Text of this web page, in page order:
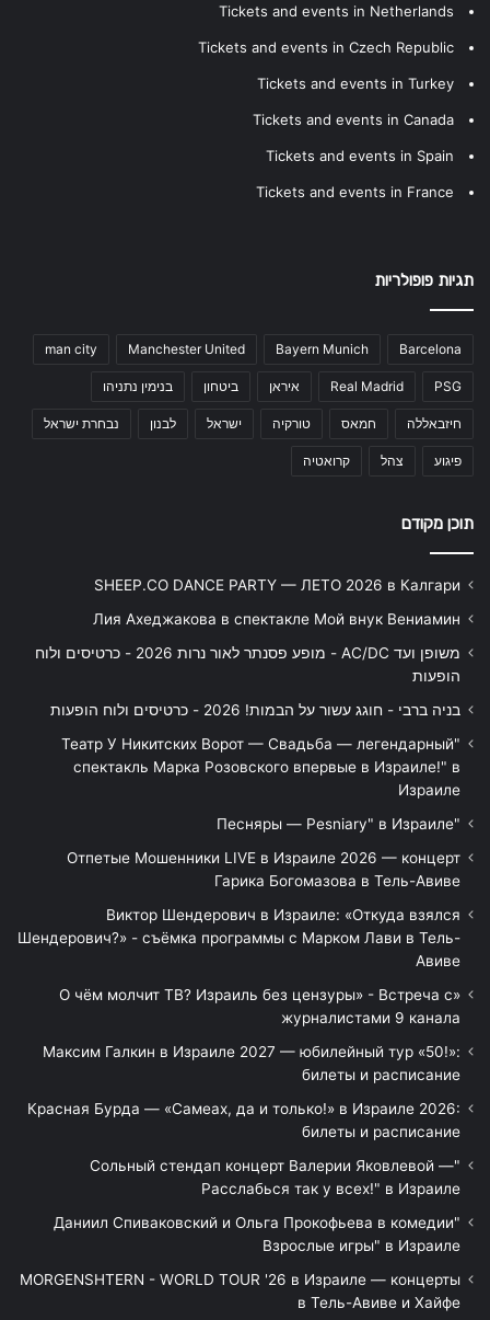
Tickets and events in Netherlands
Tickets and events in Czech Republic
Tickets and events in Turkey
Tickets and events in Canada
Tickets and events in Spain
Tickets and events in France
תגיות פופולריות
Barcelona
Bayern Munich
Manchester United
man city
PSG
Real Madrid איראן ביטחון בנימין נתניהו
חיזבאללה חמאס טורקיה ישראל לבנון נבחרת ישראל
פיגוע צהל קרואטיה
תוכן מקודם
SHEEP.CO DANCE PARTY — ЛЕТО 2026 в Калгари
Лия Ахеджакова в спектакле Мой внук Вениамин
משופן ועד AC/DC - מופע פסנתר לאור נרות 2026 - כרטיסים ולוח
הופעות
בניה ברבי - חוגג עשור על הבמות! 2026 - כרטיסים ולוח הופעות
"Театр У Никитских Ворот — Свадьба — легендарный
спектакль Марка Розовского впервые в Израиле!" в
Израиле
"Песняры — Pesniary" в Израиле
Отпетые Мошенники LIVE в Израиле 2026 — концерт
Гарика Богомазова в Тель-Авиве
Виктор Шендерович в Израиле: «Откуда взялся
Шендерович?» - съёмка программы с Марком Лави в Тель-
Авиве
«О чём молчит ТВ? Израиль без цензуры» - Встреча с
журналистами 9 канала
Максим Галкин в Израиле 2027 — юбилейный тур «50!»:
билеты и расписание
Красная Бурда — «Самеах, да и только!» в Израиле 2026:
билеты и расписание
"Сольный стендап концерт Валерии Яковлевой —
Расслабься так у всех!" в Израиле
"Даниил Спиваковский и Ольга Прокофьева в комедии
Взрослые игры" в Израиле
MORGENSHTERN - WORLD TOUR '26 в Израиле — концерты
в Тель-Авиве и Хайфе